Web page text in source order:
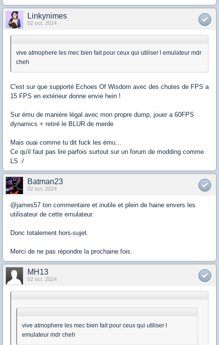
Linkynimes
02 oct. 2024
vive atmophere les mec bien fait pour ceux qui utiliser l emulateur mdr
cheh
C'est sur que supporté Echoes Of Wisdom avec des chutes de FPS a
15 FPS en extérieur donne envie hein !
Sur ému de manière légal avec mon propre dump, jouer a 60FPS
dynamics + retiré le BLUR de merde
Mais ouai comme tu dit fuck les ému...
Ce qu'il faut pas lire parfois surtout sur un forum de modding comme
LS :/
Batman23
02 oct. 2024
@james57 ton commentaire et inutile et plein de haine envers les
utilisateur de cette emulateur.
Donc totalement hors-sujet.
Merci de ne pas répondre la prochaine fois.
MH13
02 oct. 2024
vive atmophere les mec bien fait pour ceux qui utiliser l
emulateur mdr cheh